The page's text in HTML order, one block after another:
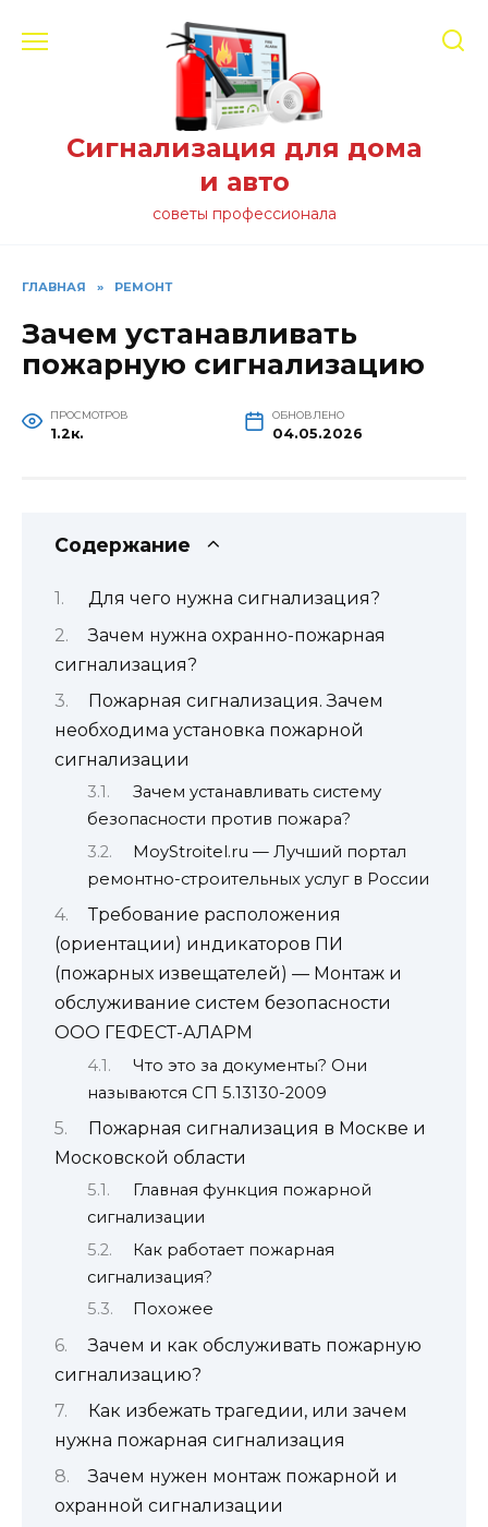
Сигнализация для дома
и авто
советы профессионала
ГЛАВНАЯ » РЕМОНТ
Зачем устанавливать
пожарную сигнализацию
ПРОСМОТРОВ
1.2к.
ОБНОВЛЕНО
04.05.2026
Содержание
Для чего нужна сигнализация?
Зачем нужна охранно-пожарная
сигнализация?
Пожарная сигнализация. Зачем
необходима установка пожарной
сигнализации
Зачем устанавливать систему
безопасности против пожара?
MoyStroitel.ru — Лучший портал
ремонтно-строительных услуг в России
Требование расположения
(ориентации) индикаторов ПИ
(пожарных извещателей) — Монтаж и
обслуживание систем безопасности
ООО ГЕФЕСТ-АЛАРМ
Что это за документы? Они
называются СП 5.13130-2009
Пожарная сигнализация в Москве и
Московской области
Главная функция пожарной
сигнализации
Как работает пожарная
сигнализация?
Похожее
Зачем и как обслуживать пожарную
сигнализацию?
Как избежать трагедии, или зачем
нужна пожарная сигнализация
Зачем нужен монтаж пожарной и
охранной сигнализации